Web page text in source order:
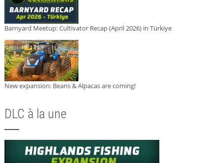
Barnyard Meetup: Cultivator Recap (April 2026) in Türkiye
New expansion: Beans & Alpacas are coming!
DLC à la une